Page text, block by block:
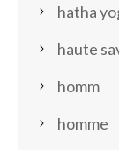
hatha
haute
homm
homme